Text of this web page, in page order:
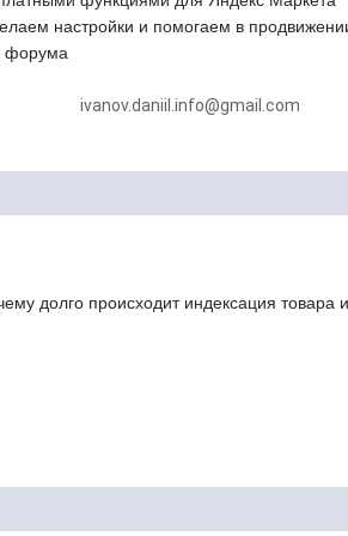
настройки и помогаем в
форума
ivanov.daniil.info@gmail.com
долго происходит индексация товара